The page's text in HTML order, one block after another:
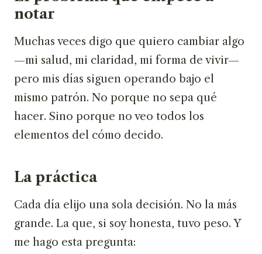
notar
Muchas veces digo que quiero cambiar algo
—mi salud, mi claridad, mi forma de vivir—
pero mis días siguen operando bajo el
mismo patrón. No porque no sepa qué
hacer. Sino porque no veo todos los
elementos del cómo decido.
La práctica
Cada día elijo una sola decisión. No la más
grande. La que, si soy honesta, tuvo peso. Y
me hago esta pregunta: